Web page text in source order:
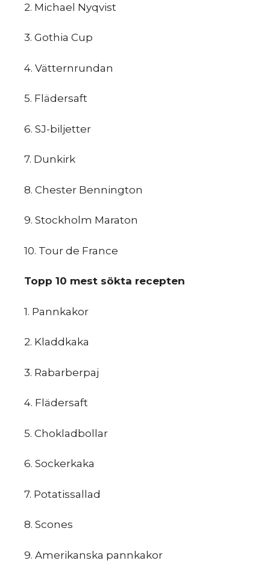
2. Michael​ ​Nyqvist
3. Gothia​ ​Cup
4. Vätternrundan
5. Flädersaft
6. SJ-biljetter
7. Dunkirk
8. Chester​ ​Bennington
9. Stockholm​ ​Maraton
10. Tour​ ​de​ ​France
Topp​ ​10​ ​mest​ ​sökta​ ​recepten
1. Pannkakor
2. Kladdkaka
3. Rabarberpaj
4. Flädersaft
5. Chokladbollar
6. Sockerkaka
7. Potatissallad
8. Scones
9. Amerikanska​ ​pannkakor